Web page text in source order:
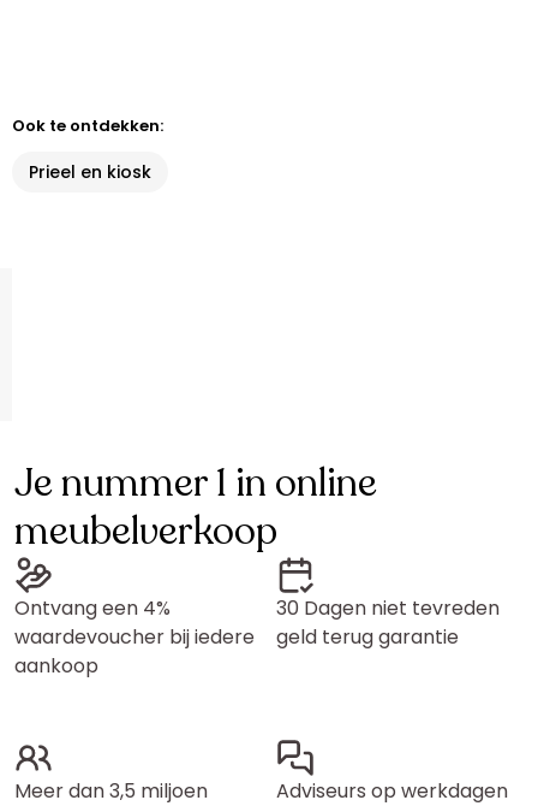
Ook te ontdekken:
Prieel en kiosk
Je nummer 1 in online
meubelverkoop
Ontvang een 4%
waardevoucher bij iedere
aankoop
30 Dagen niet tevreden
geld terug garantie
Meer dan 3,5 miljoen
Adviseurs op werkdagen